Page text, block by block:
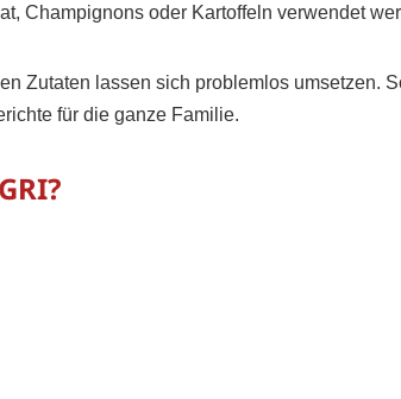
Champignons oder Kartoffeln verwendet
Zutaten lassen sich problemlos umsetzen.
für die ganze Familie.